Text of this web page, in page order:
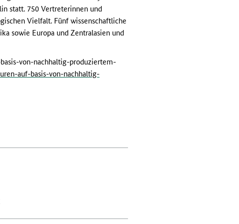
statt. 750 Vertreterinnen und
Vielfalt. Fünf wissenschaftliche
sowie Europa und Zentralasien und
von-nachhaltig-produziertem-
auf-basis-von-nachhaltig-